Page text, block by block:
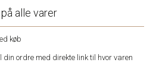
alle varer
køb
ordre med direkte link til hvor varen